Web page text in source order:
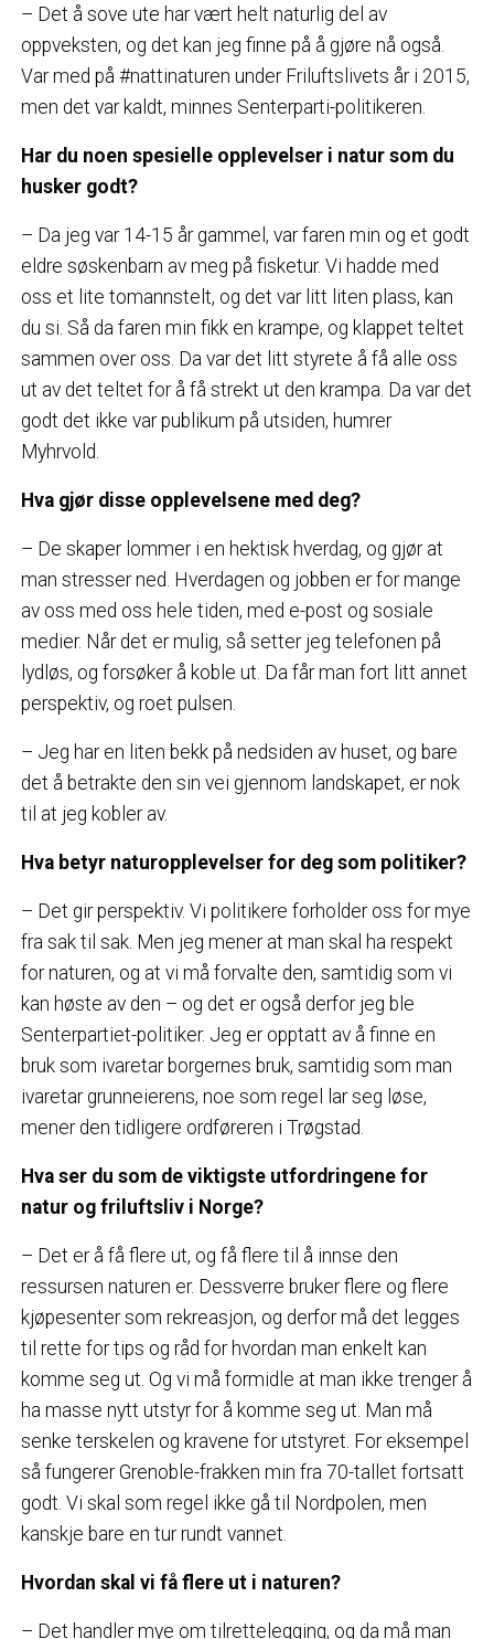
– Det å sove ute har vært helt naturlig del av
oppveksten, og det kan jeg finne på å gjøre nå også.
Var med på #nattinaturen under Friluftslivets år i 2015,
men det var kaldt, minnes Senterparti-politikeren.
Har du noen spesielle opplevelser i natur som du
husker godt?
– Da jeg var 14-15 år gammel, var faren min og et godt
eldre søskenbarn av meg på fisketur. Vi hadde med
oss et lite tomannstelt, og det var litt liten plass, kan
du si. Så da faren min fikk en krampe, og klappet teltet
sammen over oss. Da var det litt styrete å få alle oss
ut av det teltet for å få strekt ut den krampa. Da var det
godt det ikke var publikum på utsiden, humrer
Myhrvold.
Hva gjør disse opplevelsene med deg?
– De skaper lommer i en hektisk hverdag, og gjør at
man stresser ned. Hverdagen og jobben er for mange
av oss med oss hele tiden, med e-post og sosiale
medier. Når det er mulig, så setter jeg telefonen på
lydløs, og forsøker å koble ut. Da får man fort litt annet
perspektiv, og roet pulsen.
– Jeg har en liten bekk på nedsiden av huset, og bare
det å betrakte den sin vei gjennom landskapet, er nok
til at jeg kobler av.
Hva betyr naturopplevelser for deg som politiker?
– Det gir perspektiv. Vi politikere forholder oss for mye
fra sak til sak. Men jeg mener at man skal ha respekt
for naturen, og at vi må forvalte den, samtidig som vi
kan høste av den – og det er også derfor jeg ble
Senterpartiet-politiker. Jeg er opptatt av å finne en
bruk som ivaretar borgernes bruk, samtidig som man
ivaretar grunneierens, noe som regel lar seg løse,
mener den tidligere ordføreren i Trøgstad.
Hva ser du som de viktigste utfordringene for
natur og friluftsliv i Norge?
– Det er å få flere ut, og få flere til å innse den
ressursen naturen er. Dessverre bruker flere og flere
kjøpesenter som rekreasjon, og derfor må det legges
til rette for tips og råd for hvordan man enkelt kan
komme seg ut. Og vi må formidle at man ikke trenger å
ha masse nytt utstyr for å komme seg ut. Man må
senke terskelen og kravene for utstyret. For eksempel
så fungerer Grenoble-frakken min fra 70-tallet fortsatt
godt. Vi skal som regel ikke gå til Nordpolen, men
kanskje bare en tur rundt vannet.
Hvordan skal vi få flere ut i naturen?
– Det handler mye om tilrettelegging, og da må man